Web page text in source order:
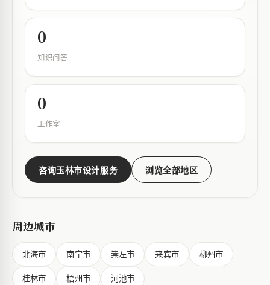
0
知识问答
0
工作室
咨询玉林市设计服务 浏览全部地区
周边城市
北海市 南宁市 崇左市 来宾市 柳州市
桂林市 梧州市 河池市